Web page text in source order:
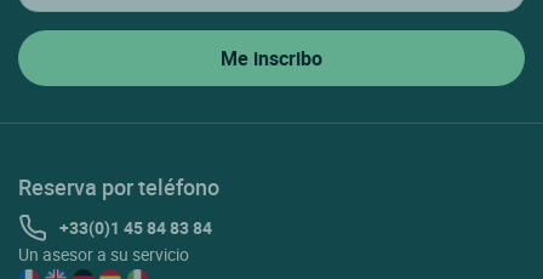
Reserva por teléfono
+33(0)1 45 84 83 84
Un asesor a su servicio